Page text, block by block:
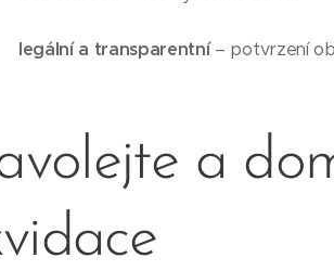
legální a transparentní– potvrzení
a